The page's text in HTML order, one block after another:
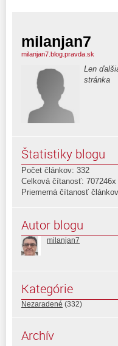
milanjan7
milanjan7.blog.pravda.sk
Len
stránka
Štatistiky blogu
Počet článkov: 332
Celková čítanosť: 707246x
Priemerná čítanosť
Autor blogu
milanjan7
Kategórie
Nezaradené (332)
Archív